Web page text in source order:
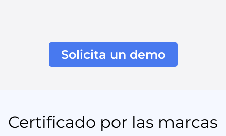
Solicita un demo
Certificado por las marcas